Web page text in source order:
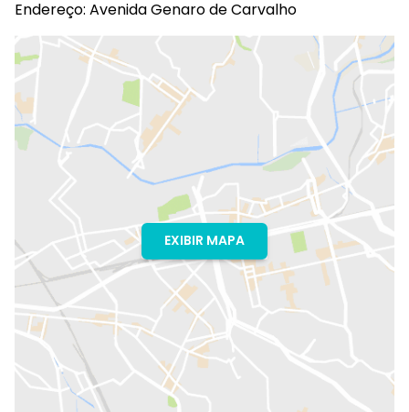
Endereço: Avenida Genaro de Carvalho
EXIBIR MAPA